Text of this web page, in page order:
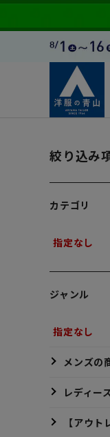
絞り込み
カテゴリ
指定なし
ジャンル
指定なし
メンズの
レディー
【アウ